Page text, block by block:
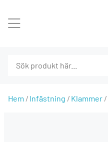
Hem Infästning Klammer